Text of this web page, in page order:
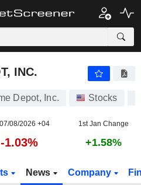
INC.
Depot, Inc. Stocks
08/2026 +04 1st Jan Change
-1.03% +1.58%
News Company